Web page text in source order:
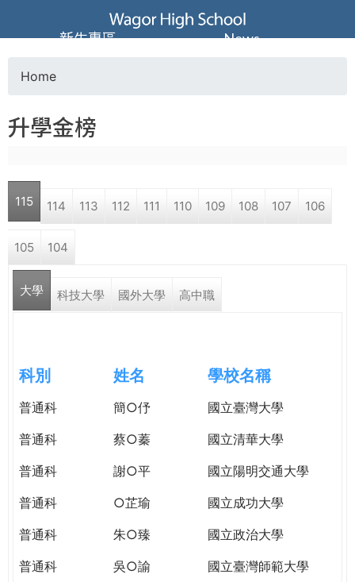
Jump to navigation
葳
格
高
中
學
格。
o
u
a
r
e
e
r
e
Home
升學金榜
115 114 113 112 111 110 109 108 107 106
105 104
大學 科技大學 國外大學 高中職
科別 姓名 學校名稱
普通科 簡○伃
國立臺灣大學
普通科
蔡○蓁
國立清華大學
普通科
謝○平
國立陽明交通大學
普通科
○芷瑜
國立成功大學
普通科
朱○臻
國立政治大學
普通科
吳○諭
國立臺灣師範大學
新生專區 News